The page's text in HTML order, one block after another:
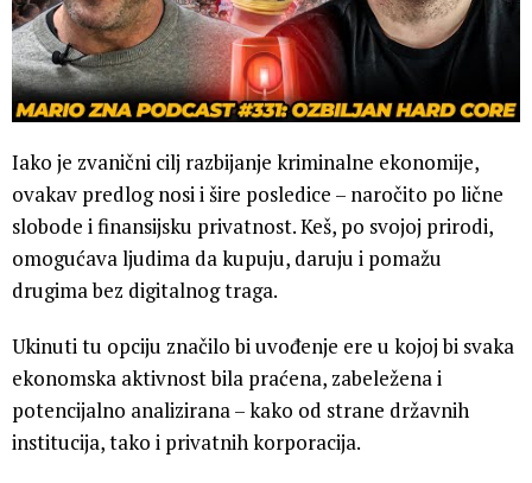
Iako je zvanični cilj razbijanje kriminalne ekonomije,
ovakav predlog nosi i šire posledice – naročito po lične
slobode i finansijsku privatnost. Keš, po svojoj prirodi,
omogućava ljudima da kupuju, daruju i pomažu
drugima bez digitalnog traga.
Ukinuti tu opciju značilo bi uvođenje ere u kojoj bi svaka
ekonomska aktivnost bila praćena, zabeležena i
potencijalno analizirana – kako od strane državnih
institucija, tako i privatnih korporacija.